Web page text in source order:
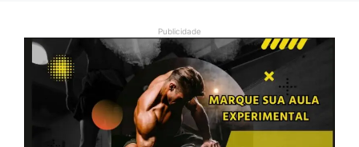
Publicidade